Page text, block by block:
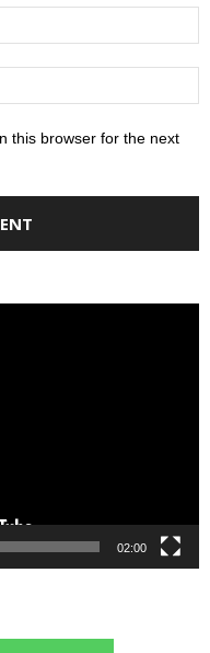
this browser for the next
02:00